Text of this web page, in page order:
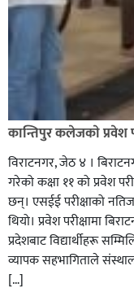
कान्तिपुर कलेजकाे प्रवेश
विराटनगर, जेठ ४ ।
गरेको कक्षा ११ को प्रवेश
छन्। एसईई परीक्षाको
थियो। प्रवेश परीक्षामा
प्रदेशबाट विद्यार्थीहरू
व्यापक सहभागिताले
[…]